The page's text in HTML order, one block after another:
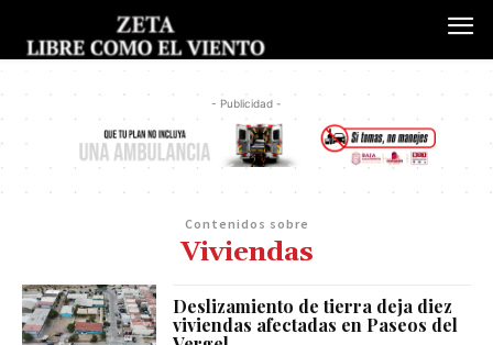
- Publicidad -
Contenidos sobre
Viviendas
Deslizamiento de tierra deja diez
viviendas afectadas en Paseos del